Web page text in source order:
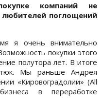
компаний не
любителей поглощений
я очень внимательно
покупки этого
полутора лет. В итоге
Мы раньше Андрея
«Кировоградолии» (All
в переработке